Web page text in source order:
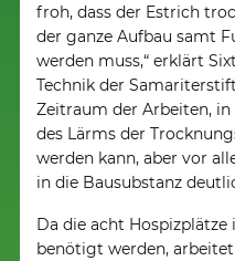
froh, dass der Estrich
der ganze Aufbau samt
werden muss,“ erklärt
Technik der
Zeitraum der Arbeiten,
des Lärms der
werden kann, aber vor
in die Bausubstanz
Da die acht
benötigt werden,